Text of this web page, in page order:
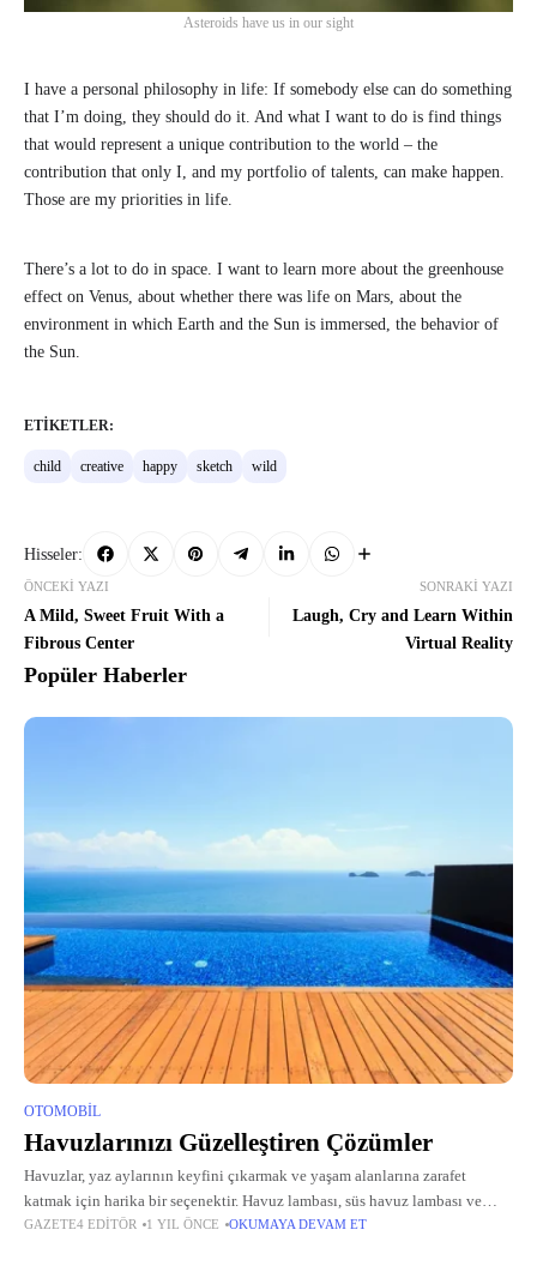
Asteroids have us in our sight
I have a personal philosophy in life: If somebody else can do something
that I’m doing, they should do it. And what I want to do is find things
that would represent a unique contribution to the world – the
contribution that only I, and my portfolio of talents, can make happen.
Those are my priorities in life.
There’s a lot to do in space. I want to learn more about the greenhouse
effect on Venus, about whether there was life on Mars, about the
environment in which Earth and the Sun is immersed, the behavior of
the Sun.
ETIKETLER:
child creative happy sketch wild
Hisseler:
ÖNCEKI YAZI
A Mild, Sweet Fruit With a
Fibrous Center
SONRAKI YAZI
Laugh, Cry and Learn Within
Virtual Reality
Popüler Haberler
OTOMOBIL
Havuzlarınızı Güzelleştiren Çözümler
Havuzlar, yaz aylarının keyfini çıkarmak ve yaşam alanlarına zarafet
katmak için harika bir seçenektir. Havuz lambası, süs havuz lambası ve
havuz trafosu gibi ürünler, havuzların hem işlevsel hem de görsel
GAZETE4 EDITÖR 1 YIL ÖNCE OKUMAYA DEVAM ET